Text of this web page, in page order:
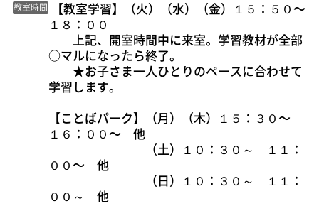
教室時間
【教室学習】（火）（水）（金）１５：５０〜
１８：００
上記、開室時間中に来室。学習教材が全部
○マルになったら終了。
★お子さま一人ひとりのペースに合わせて
学習します。
【ことばパーク】（月）（木）１５：３０〜
１６：００〜　他
（土）１０：３０～　１１：
００〜　他
（日）１０：３０～　１１：
００～　他